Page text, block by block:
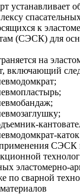
устанавливает
к
(СЭСК) для
на
включающий
СЭСК
эластомерно-
по сварной